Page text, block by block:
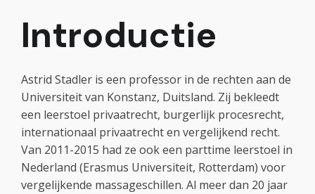
Introductie
Astrid Stadler is een professor in de rechten aan de
Universiteit van Konstanz, Duitsland. Zij bekleedt
een leerstoel privaatrecht, burgerlijk procesrecht,
internationaal privaatrecht en vergelijkend recht.
Van 2011-2015 had ze ook een parttime leerstoel in
Nederland (Erasmus Universiteit, Rotterdam) voor
vergelijkende massageschillen. Al meer dan 20 jaar